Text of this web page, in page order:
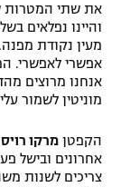
את שתי המטרות
והיינו נפלאים
מעין נקודת
אפשרי לאפשרי.
אנחנו מרוצים
מוניטין לשמור
הקפטן מרקו רויס
אחרונים ובישל
צריכים לשנות